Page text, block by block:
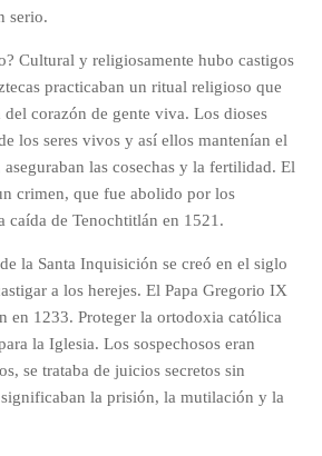
serio.
Cultural y religiosamente hubo castigos
practicaban un ritual religioso que
corazón de gente viva. Los dioses
los seres vivos y así ellos mantenían el
las cosechas y la fertilidad. El
crimen, que fue abolido por los
caída de Tenochtitlán en 1521.
la Santa Inquisición se creó en el siglo
a los herejes. El Papa Gregorio IX
en 1233. Proteger la ortodoxia católica
la Iglesia. Los sospechosos eran
se trataba de juicios secretos sin
la prisión, la mutilación y la